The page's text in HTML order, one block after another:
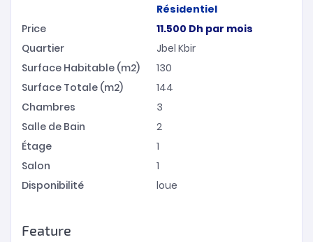
Résidentiel
Price
11.500 Dh par mois
Quartier
Jbel Kbir
Surface Habitable (m2)
130
Surface Totale (m2)
144
Chambres
3
Salle de Bain
2
Étage
1
Salon
1
Disponibilité
loue
Feature